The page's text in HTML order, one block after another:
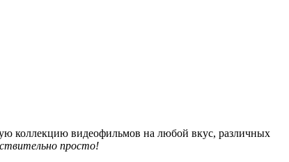
коллекцию видеофильмов на любой вкус, различных
просто!